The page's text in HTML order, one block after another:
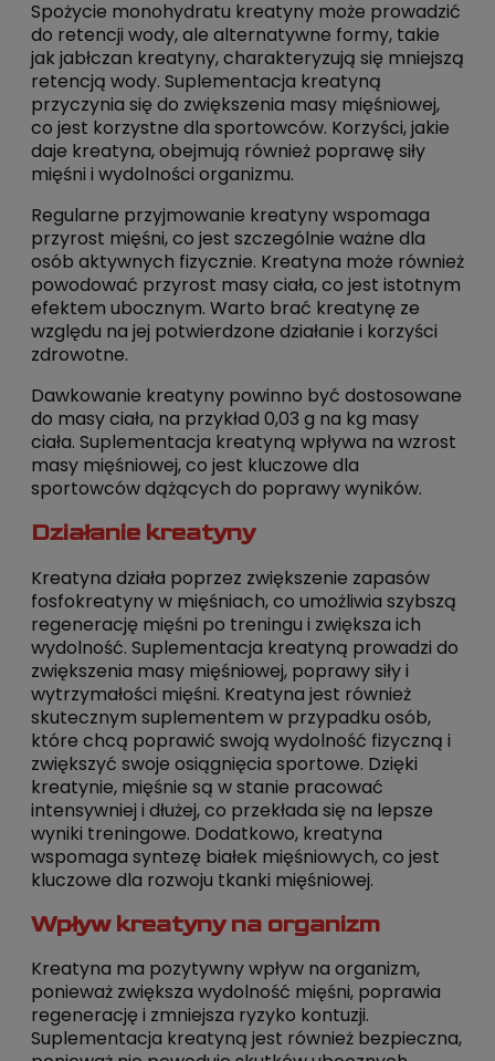
Spożycie monohydratu kreatyny może prowadzić
do retencji wody, ale alternatywne formy, takie
jak jabłczan kreatyny, charakteryzują się mniejszą
retencją wody. Suplementacja kreatyną
przyczynia się do zwiększenia masy mięśniowej,
co jest korzystne dla sportowców. Korzyści, jakie
daje kreatyna, obejmują również poprawę siły
mięśni i wydolności organizmu.
Regularne przyjmowanie kreatyny wspomaga
przyrost mięśni, co jest szczególnie ważne dla
osób aktywnych fizycznie. Kreatyna może również
powodować przyrost masy ciała, co jest istotnym
efektem ubocznym. Warto brać kreatynę ze
względu na jej potwierdzone działanie i korzyści
zdrowotne.
Dawkowanie kreatyny powinno być dostosowane
do masy ciała, na przykład 0,03 g na kg masy
ciała. Suplementacja kreatyną wpływa na wzrost
masy mięśniowej, co jest kluczowe dla
sportowców dążących do poprawy wyników.
Działanie kreatyny
Kreatyna działa poprzez zwiększenie zapasów
fosfokreatyny w mięśniach, co umożliwia szybszą
regenerację mięśni po treningu i zwiększa ich
wydolność. Suplementacja kreatyną prowadzi do
zwiększenia masy mięśniowej, poprawy siły i
wytrzymałości mięśni. Kreatyna jest również
skutecznym suplementem w przypadku osób,
które chcą poprawić swoją wydolność fizyczną i
zwiększyć swoje osiągnięcia sportowe. Dzięki
kreatynie, mięśnie są w stanie pracować
intensywniej i dłużej, co przekłada się na lepsze
wyniki treningowe. Dodatkowo, kreatyna
wspomaga syntezę białek mięśniowych, co jest
kluczowe dla rozwoju tkanki mięśniowej.
Wpływ kreatyny na organizm
Kreatyna ma pozytywny wpływ na organizm,
ponieważ zwiększa wydolność mięśni, poprawia
regenerację i zmniejsza ryzyko kontuzji.
Suplementacja kreatyną jest również bezpieczna,